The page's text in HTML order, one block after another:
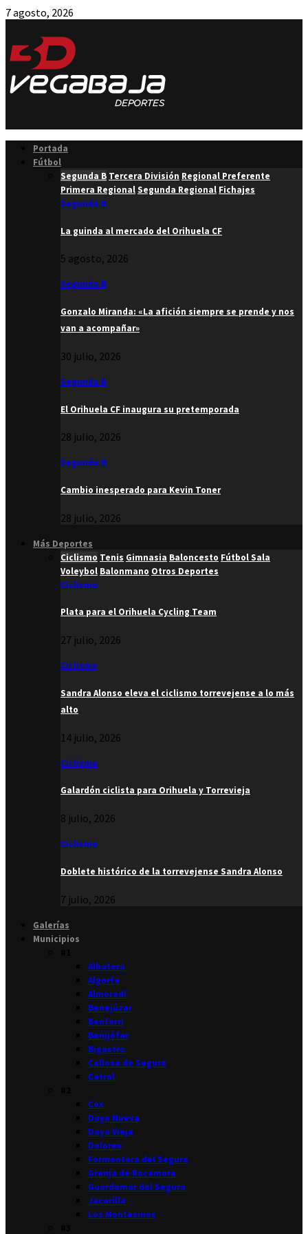
7 agosto, 2026
Portada
Fútbol
Segunda B Tercera División Regional Preferente
Primera RegionalSegunda Regional Fichajes
Segunda B
La guinda al mercado del Orihuela CF
5 agosto, 2026
Segunda B
Gonzalo Miranda: «La afición siempre se prende y nos
van a acompañar»
30 julio, 2026
Segunda B
El Orihuela CF inaugura su pretemporada
28 julio, 2026
Segunda B
Cambio inesperado para Kevin Toner
28 julio, 2026
Más Deportes
Ciclismo Tenis Gimnasia Baloncesto Fútbol Sala
Voleybol Balonmano Otros Deportes
Ciclismo
Plata para el Orihuela Cycling Team
27 julio, 2026
Ciclismo
Sandra Alonso eleva el ciclismo torrevejense a lo más
alto
14 julio, 2026
Ciclismo
Galardón ciclista para Orihuela y Torrevieja
8 julio, 2026
Ciclismo
Doblete histórico de la torrevejense Sandra Alonso
7 julio, 2026
Galerías
Municipios
Albatera
Algorfa
Almoradí
Benejúzar
Benferri
Benijófar
Bigastro
Callosa de Segura
Catral
Cox
Daya Nueva
Daya Vieja
Dolores
Formentera del Segura
Granja de Rocamora
Guardamar del Segura
Jacarilla
Los Montesinos